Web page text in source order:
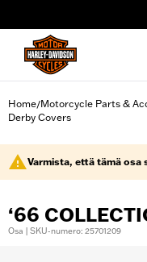
Home/Motorcycle Parts &
Derby Covers
Varmista, että tämä osa
‘66
Osa | SKU-numero: 25701209